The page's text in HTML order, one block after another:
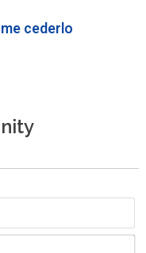
cederlo